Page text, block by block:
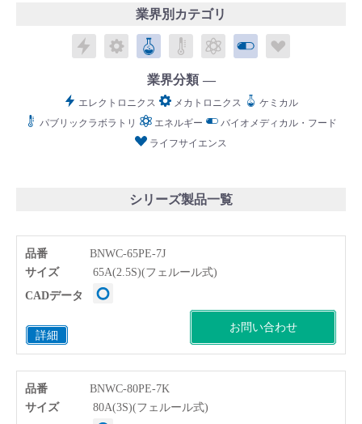
Language：日本語／ English
お問い合わせ
業界別カテゴリ
エレクトロニクス
メカトロニクス
ケミカルパブリックラボラトリ
エネルギーバイオメディカ
業界分類
エレクトロニクス メカトロニクス
ケミカル
パブリックラボラトリ
エネルギー
バイオメディカル・フード
ライフサイエンス
シリーズ製品一覧
品番 BNWC-65PE-7J
詳細
サイズ 65A(2.5S)(フェルール式)
お問い合わせ
CADデータ
品番 BNWC-80PE-7K
サイズ 80A(3S)(フェルール式)